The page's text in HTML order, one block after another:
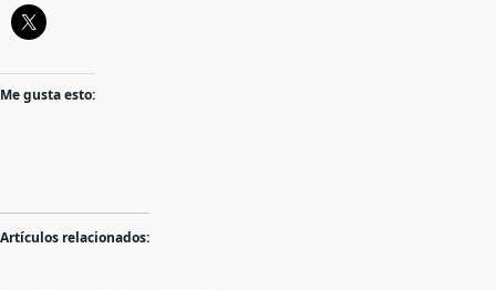
Me gusta esto:
Artículos relacionados: